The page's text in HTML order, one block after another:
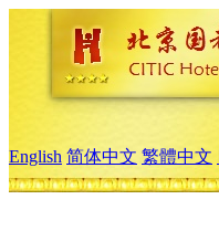
English 简体中文 繁體中文